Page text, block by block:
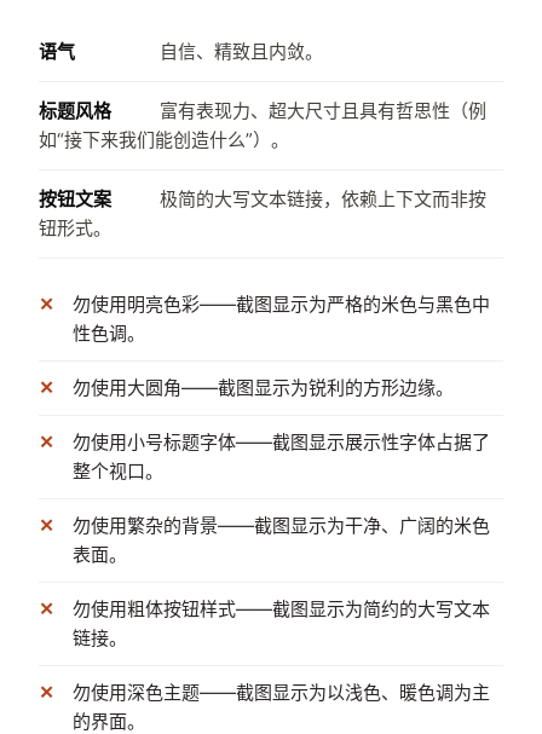
语气 自信、精致且内敛。
标题风格
富有表现力、超大尺寸且具有哲思性（例
如“接下来我们能创造什么”）。
按钮文案
极简的大写文本链接，依赖上下文而非按
钮形式。
勿使用明亮色彩——截图显示为严格的米色与黑色中
性色调。
勿使用大圆角——截图显示为锐利的方形边缘。
勿使用小号标题字体——截图显示展示性字体占据了
整个视口。
勿使用繁杂的背景——截图显示为干净、广阔的米色
表面。
勿使用粗体按钮样式——截图显示为简约的大写文本
链接。
勿使用深色主题——截图显示为以浅色、暖色调为主
的界面。